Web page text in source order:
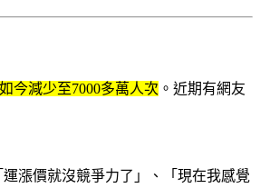
今減少至7000多萬人次 。近期有網友
漲價就沒競爭力了」、「現在我感覺